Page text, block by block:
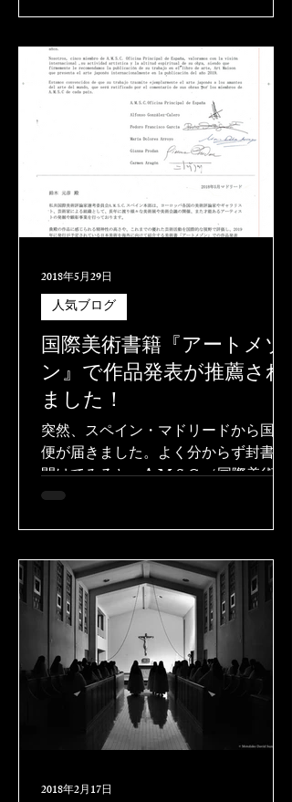
国際美術書籍『アートメゾ
ン』で作品発表が推薦され
ました！
突然、スペイン・マドリードから国際
便が届きました。よく分からず封書を
開けてみると、A.M.S.C.（国際美術評
論家選考委員会）スペイン本部5名の
載を推薦する内容でした。紙面には、
「作品に感じられる精神性の高さ」と
人気ブログ
2018年5月29日
2018年2月17日